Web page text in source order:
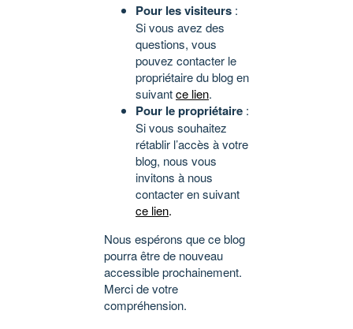
Pour les visiteurs :
Si vous avez des
questions, vous
pouvez contacter le
propriétaire du blog en
suivantce lien.
Pour le propriétaire :
Si vous souhaitez
rétablir l’accès à votre
blog, nous vous
invitons à nous
contacter en suivant
ce lien.
Nous espérons que ce blog
pourra être de nouveau
accessible prochainement.
Merci de votre
compréhension.